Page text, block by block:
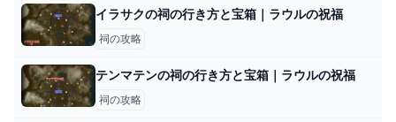
イラサクの祠の行き方と宝箱｜ラウルの祝福
祠の攻略
テンマテンの祠の行き方と宝箱｜ラウルの祝福
祠の攻略